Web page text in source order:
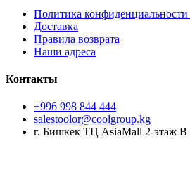
Политика
Доставка
Правила возврата
Наши адреса
Контакты
+996 998 844 444
salestoolor@coolgroup.kg
г. Бишкек ТЦ AsiaMall 2-этаж В